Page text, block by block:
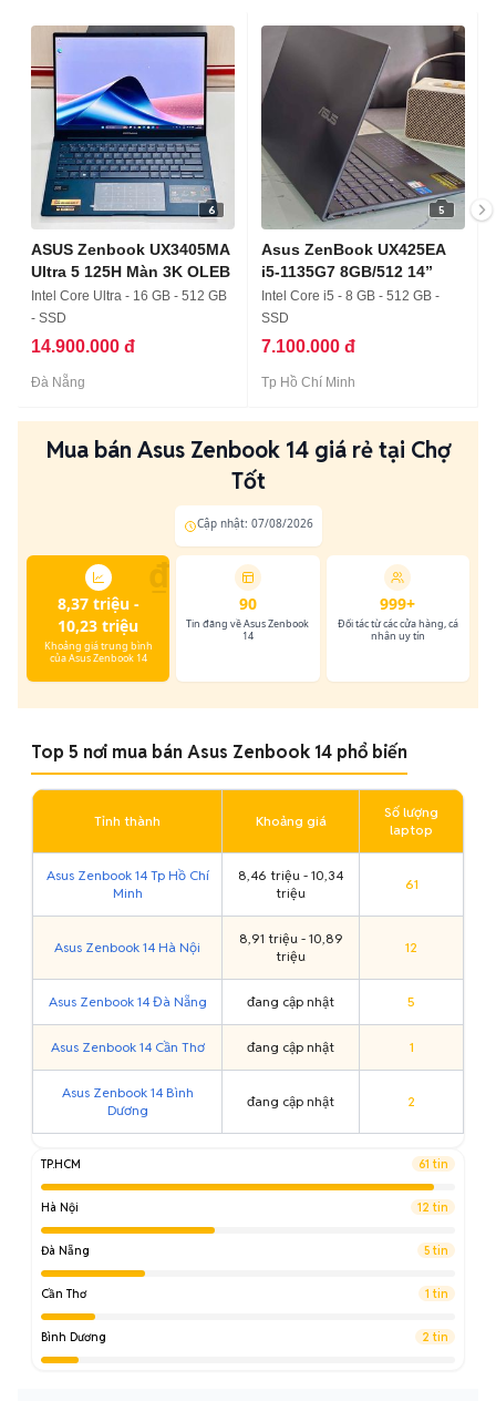
6
ASUS Zenbook UX3405MA
Ultra 5 125H Màn 3K OLEB
Intel Core Ultra - 16 GB - 512 GB
- SSD
14.900.000 đ
Đà Nẵng
5
Asus ZenBook UX425EA
i5-1135G7 8GB/512 14”
Intel Core i5 - 8 GB - 512 GB -
SSD
7.100.000 đ
Tp Hồ Chí Minh
Mua bán Asus Zenbook 14 giá rẻ tại Chợ
Tốt
Cập nhật: 07/08/2026
₫
8,37 triệu -
10,23 triệu
Khoảng giá trung bình
của Asus Zenbook 14
90
Tin đăng về Asus Zenbook
14
999+
Đối tác từ các cửa hàng, cá
nhân uy tín
Top 5 nơi mua bán Asus Zenbook 14 phổ biến
Tỉnh thành Khoảng giá
Số lượng
laptop
Asus Zenbook 14 Tp Hồ Chí
Minh
8,46 triệu - 10,34
triệu
61
Asus Zenbook 14 Hà Nội
8,91 triệu - 10,89
triệu
12
Asus Zenbook 14 Đà Nẵng đang cập nhật 5
Asus Zenbook 14 Cần Thơ đang cập nhật 1
Asus Zenbook 14 Bình
Dương
đang cập nhật 2
TP.HCM 61 tin
Hà Nội 12 tin
Đà Nẵng 5 tin
Cần Thơ 1 tin
Bình Dương 2 tin